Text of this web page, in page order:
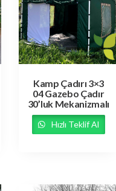
Kamp Çadırı 3×3
04 Gazebo Çadır
30’luk Mekanizmalı
Hızlı Teklif Al